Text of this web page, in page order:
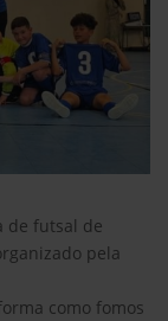
de futsal de
pela
como fomos